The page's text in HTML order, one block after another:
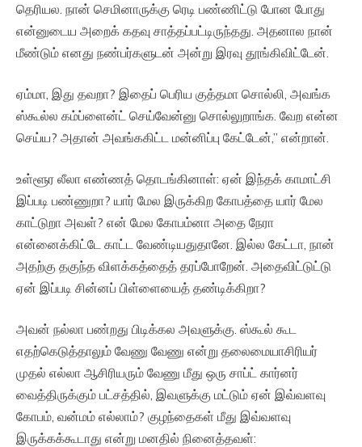
தெரியல. நான் செமினாருக்கு ரெடி பண்ணிட்டு போன போது
என்னுடைய அறைக் கதவு சாத்தப்பட்டிருந்தது. அதனால நான்
மீண்டும் எனது நண்பர்களுடன் அன்று இரவு தூங்கிவிட்டேன்.
ஏம்மா, இது தவறா? இதைப் பெரிய குத்தமா சொல்லி, அவங்க
ஸ்கூல்ல கம்ப்ளைன்ட் செய்வேன்னு சொல்லுறாங்க. வேற என்ன
செய்ய? அதான் அவங்ககிட்ட மன்னிப்பு கேட்டேன்,” என்றான்.
உள்ளூர லீலா எண்ணத் தொடங்கினாள்: ஏன் இந்தக் காமாட்சி
இப்படி பண்ணுறா? யார் மேல இருக்கிற கோபத்தை யார் மேல
காட்டுறா அவள்? என் மேல கோபம்னா அதை நேரா
என்னைக்கிட்டே காட்ட வேண்டியதுதானே. இல்ல கேட்டா, நான்
அதற்கு தகுந்த விளக்கத்தைத் தரப்போறேன். அதைவிட்டுட்டு
ஏன் இப்படி சின்னப் பிள்ளையைத் தண்டிக்கிறா?
அவன் நல்லா பண்றது பிடிக்கல அவளுக்கு. ஸ்கூல் கூட
எதற்கெடுத்தாலும் வேணு வேணு என்று தலைமையாசிரியர்
முதல் எல்லா ஆசிரியரும் வேணு மீது ஒரு சாப்ட் கார்னர்
வைத்திருக்கும் பட்சத்தில், இவளுக்கு மட்டும் ஏன் இவ்வளவு
கோபம், வன்மம் எல்லாம்? குழந்தைகள் மீது இவ்வளவு
இருக்கக்கூடாது என்று மனதில் நினைத்தவள்: